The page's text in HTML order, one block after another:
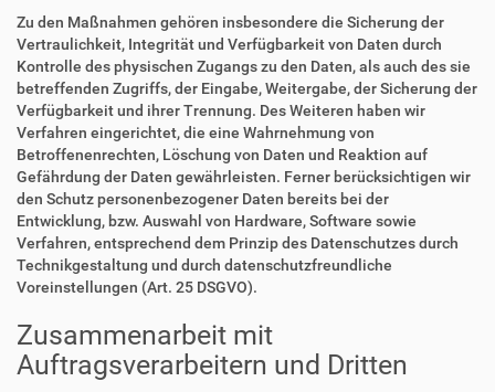
Zu den Maßnahmen gehören insbesondere die Sicherung der
Vertraulichkeit, Integrität und Verfügbarkeit von Daten durch
Kontrolle des physischen Zugangs zu den Daten, als auch des sie
betreffenden Zugriffs, der Eingabe, Weitergabe, der Sicherung der
Verfügbarkeit und ihrer Trennung. Des Weiteren haben wir
Verfahren eingerichtet, die eine Wahrnehmung von
Betroffenenrechten, Löschung von Daten und Reaktion auf
Gefährdung der Daten gewährleisten. Ferner berücksichtigen wir
den Schutz personenbezogener Daten bereits bei der
Entwicklung, bzw. Auswahl von Hardware, Software sowie
Verfahren, entsprechend dem Prinzip des Datenschutzes durch
Technikgestaltung und durch datenschutzfreundliche
Voreinstellungen (Art. 25 DSGVO).
Zusammenarbeit mit
Auftragsverarbeitern und Dritten